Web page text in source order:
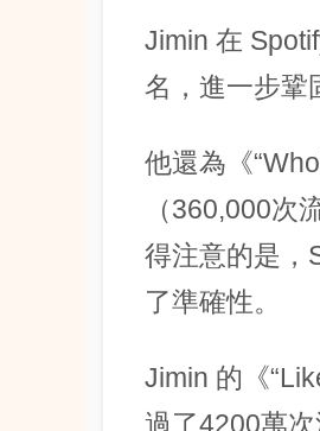
Jimin 在
名，進一步鞏
他還為《
（360,000次
得注意的是，
了準確性。
Jimin 的《
過了4200萬